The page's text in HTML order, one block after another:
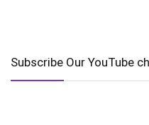
Subscribe Our YouTube